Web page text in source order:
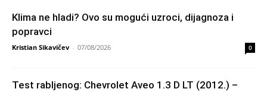
Klima ne hladi? Ovo su mogući uzroci, dijagnoza i
popravci
Kristian Sikavičev - 07/08/2026 0
Test rabljenog: Chevrolet Aveo 1.3 D LT (2012.) –